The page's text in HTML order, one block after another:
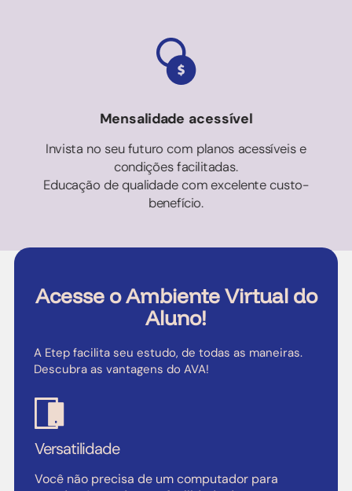
Mensalidade acessível
Invista no seu futuro com planos acessíveis e
condições facilitadas.
Educação de qualidade com excelente custo-
benefício.
Acesse o Ambiente Virtual do
Aluno!
A Etep facilita seu estudo, de todas as maneiras.
Descubra as vantagens do AVA!
Versatilidade
Você não precisa de um computador para